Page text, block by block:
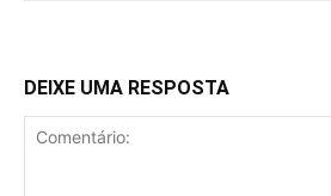
DEIXE UMA RESPOSTA